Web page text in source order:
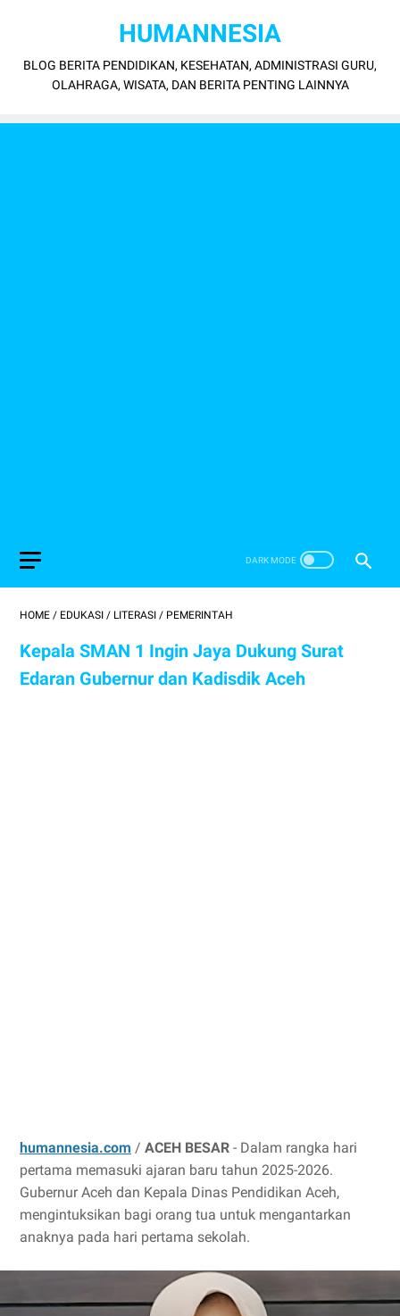
HUMANNESIA
BLOG BERITA PENDIDIKAN, KESEHATAN, ADMINISTRASI GURU,
OLAHRAGA, WISATA, DAN BERITA PENTING LAINNYA
HOME / EDUKASI / LITERASI / PEMERINTAH
Kepala SMAN 1 Ingin Jaya Dukung Surat
Edaran Gubernur dan Kadisdik Aceh
humannesia.com / ACEH BESAR - Dalam rangka hari
pertama memasuki ajaran baru tahun 2025-2026.
Gubernur Aceh dan Kepala Dinas Pendidikan Aceh,
mengintuksikan bagi orang tua untuk mengantarkan
anaknya pada hari pertama sekolah.